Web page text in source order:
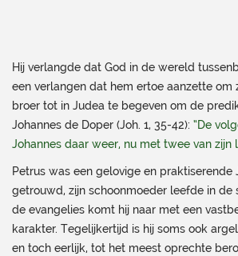
Hij verlangde dat God in de wereld
een verlangen dat hem ertoe aanzette om
broer tot in Judea te begeven om de
Johannes de Doper (Joh. 1, 35-42): “De
Johannes daar weer, nu met twee van zijn
Petrus was een gelovige en praktiserende
getrouwd, zijn schoonmoeder leefde in de
de evangelies komt hij naar met een
karakter. Tegelijkertijd is hij soms ook
en toch eerlijk, tot het meest oprechte